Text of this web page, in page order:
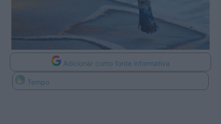
Adicionar como fonte informativa
Tempo